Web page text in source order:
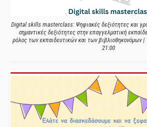
Digital skills masterclass: Ψηφιακές δεξιότητες και
σημαντικές δεξιότητες στην επαγγελματική
ρόλος των εκπαιδευτικών και των βιβλιοθηκονόμων |
21:00